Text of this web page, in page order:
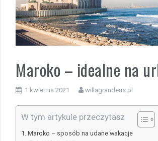
Maroko – idealne na
1 kwietnia 2021 willagrandeus.pl
W tym artykule przeczytasz
Maroko – sposób na udane wakacje